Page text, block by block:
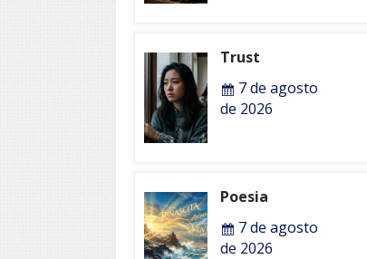
Trust
7 de agosto
de 2026
Poesia
7 de agosto
de 2026